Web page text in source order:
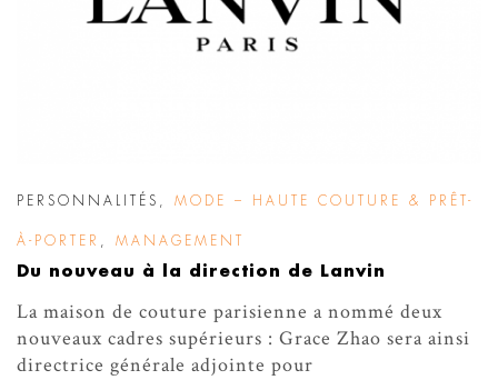
PERSONNALITÉS , MODE – HAUTE COUTURE & PRÊT-
À-PORTER , MANAGEMENT
Du nouveau à la direction de Lanvin
La maison de couture parisienne a nommé deux
nouveaux cadres supérieurs : Grace Zhao sera ainsi
directrice générale adjointe pour